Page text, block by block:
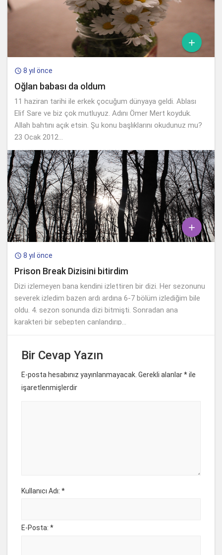

 8 yıl önce
Oğlan babası da oldum
11 haziran tarihi ile erkek çocuğum dünyaya geldi. Ablası
Elif Sare ve biz çok mutluyuz. Adını Ömer Mert koyduk.
Allah bahtını açık etsin. Şu konu başlıklarını okudunuz mu?
23 Ocak 2012...

 8 yıl önce
Prison Break Dizisini bitirdim
Dizi izlemeyen bana kendini izlettiren bir dizi. Her sezonunu
severek izledim bazen ardı ardına 6-7 bölüm izlediğim bile
oldu. 4. sezon sonunda dizi bitmişti. Sonradan ana
karakteri bir sebepten canlandırıp...
Bir Cevap Yazın
E-posta hesabınız yayınlanmayacak. Gerekli alanlar*ile
işaretlenmişlerdir
Kullanıcı Adı: *
E-Posta: *